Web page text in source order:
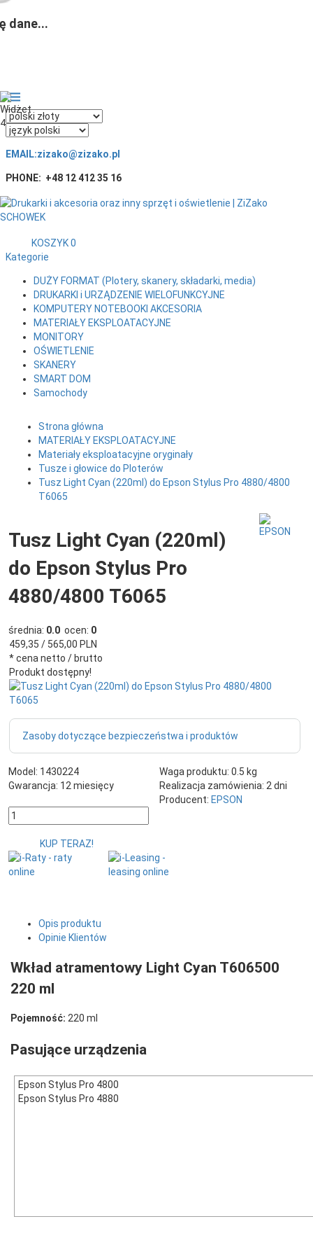
dane...
currency_h
EMAIL:zizako@zizako.pl
PHONE: +48 12 412 35 16
SCHOWEK
KOSZYK0
Kategorie
DUŻY FORMAT (Plotery, skanery, składarki, media)
DRUKARKI i URZĄDZENIE WIELOFUNKCYJNE
KOMPUTERY NOTEBOOKI AKCESORIA
MATERIAŁY EKSPLOATACYJNE
MONITORY
OŚWIETLENIE
SKANERY
SMART DOM
Samochody
Strona główna
MATERIAŁY EKSPLOATACYJNE
Materiały eksploatacyjne oryginały
Tusze i głowice do Ploterów
Tusz Light Cyan (220ml) do Epson Stylus Pro 4880/4800
T6065
Tusz Light Cyan (220ml)
do Epson Stylus Pro
4880/4800 T6065
średnia: 0.0 ocen: 0
459,35 / 565,00 PLN
* cena netto / brutto
Produkt dostępny!
Zasoby dotyczące bezpieczeństwa i produktów
Model: 1430224 Waga produktu: 0.5 kg
Gwarancja: 12 miesięcy Realizacja zamówienia: 2 dni
Producent: EPSON
KUP TERAZ!
Opis produktu
Opinie Klientów
Wkład atramentowy Light Cyan T606500
220 ml
Pojemność: 220 ml
Pasujące urządzenia
Epson Stylus Pro 4800
Epson Stylus Pro 4880